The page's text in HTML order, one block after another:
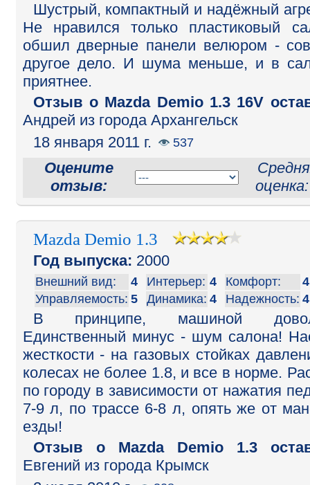
Шустрый, компактный и надёжный
Не нравился только пластиковый
обшил дверные панели велюром -
другое дело. И шума меньше, и в
приятнее.
Отзыв o Mazda Demio 1.3 16V
Андрей из города Архангельск
18 января 2011 г.
537
Оцените
отзыв:
Mazda Demio 1.3
Год выпуска: 2000
Внешний вид: 4 Интерьер: 4 Комфорт:
4
Управляемость: 5 Динамика: 4 Надежность: 4
В принципе, машиной
Единственный минус - шум салона!
жесткости - на газовых стойках
колесах не более 1.8, и все в норме.
по городу в зависимости от нажатия
7-9 л, по трассе 6-8 л, опять же от
езды!
Отзыв o Mazda Demio 1.3
Евгений из города Крымск